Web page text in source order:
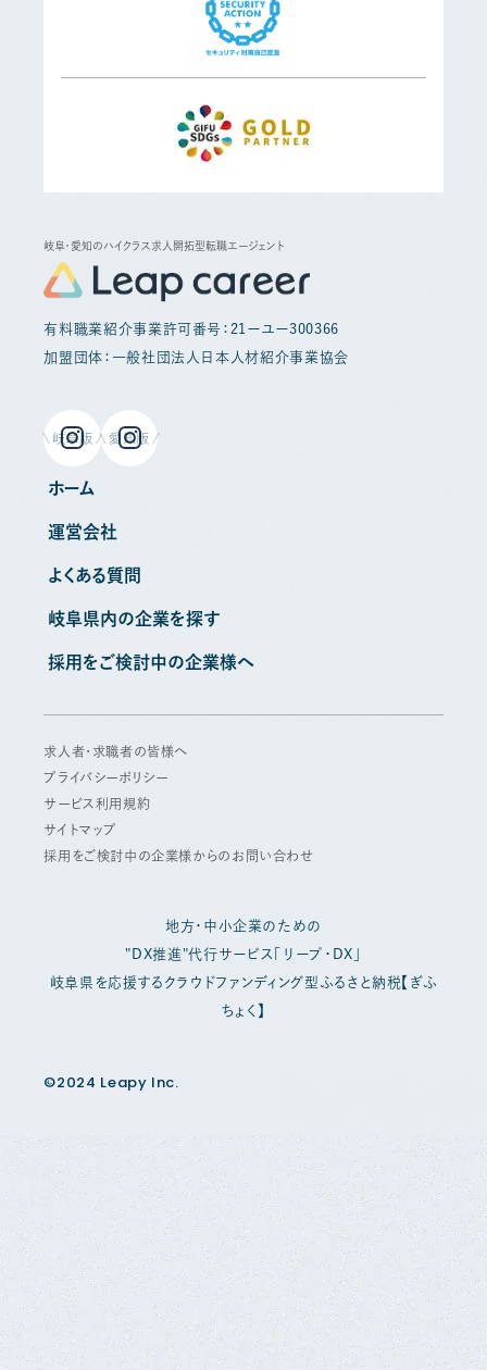
岐阜・愛知のハイクラス求人開拓型転職エージェント
有料職業紹介事業許可番号：21ーユー300366
加盟団体：一般社団法人日本人材紹介事業協会
岐阜版 愛知版
ホーム
運営会社
よくある質問
岐阜県内の企業を探す
採用をご検討中の企業様へ
求人者・求職者の皆様へ
プライバシーポリシー
サービス利用規約
サイトマップ
採用をご検討中の企業様からのお問い合わせ
地方・中小企業のための
"DX推進"代行サービス「リープ・DX」
岐阜県を応援するクラウドファンディング型ふるさと納税【ぎふ
ちょく】
©2024 Leapy Inc.